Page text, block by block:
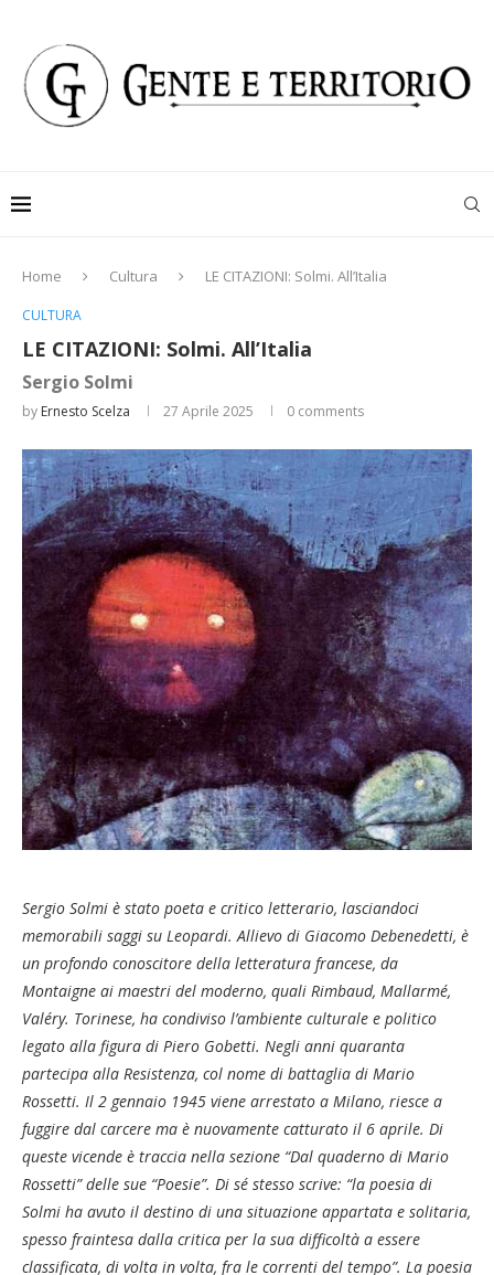
Home Cultura LE CITAZIONI: Solmi. All’Italia
CULTURA
LE CITAZIONI: Solmi. All’Italia
Sergio Solmi
by Ernesto Scelza 27 Aprile 2025 0 comments
Sergio Solmi è stato poeta e critico letterario, lasciandoci
memorabili saggi su Leopardi. Allievo di Giacomo Debenedetti, è
un profondo conoscitore della letteratura francese, da
Montaigne ai maestri del moderno, quali Rimbaud, Mallarmé,
Valéry. Torinese, ha condiviso l’ambiente culturale e politico
legato alla figura di Piero Gobetti. Negli anni quaranta
partecipa alla Resistenza, col nome di battaglia di Mario
Rossetti. Il 2 gennaio 1945 viene arrestato a Milano, riesce a
fuggire dal carcere ma è nuovamente catturato il 6 aprile. Di
queste vicende è traccia nella sezione “Dal quaderno di Mario
Rossetti”delle sue “Poesie”. Di sé stesso scrive: “la poesia di
Solmi ha avuto il destino di una situazione appartata e solitaria,
spesso fraintesa dalla critica per la sua difficoltà a essere
classificata, di volta in volta, fra le correnti del tempo”. La poesia